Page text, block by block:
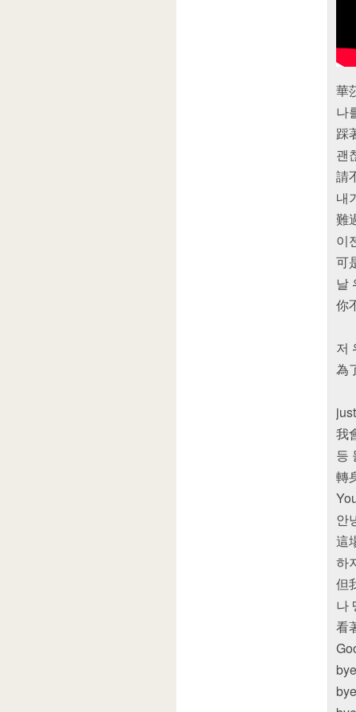
華
나
踩
괜
請
내
難
이
可
날
你
저
為
我
등
轉
안
這
하
但
나
看